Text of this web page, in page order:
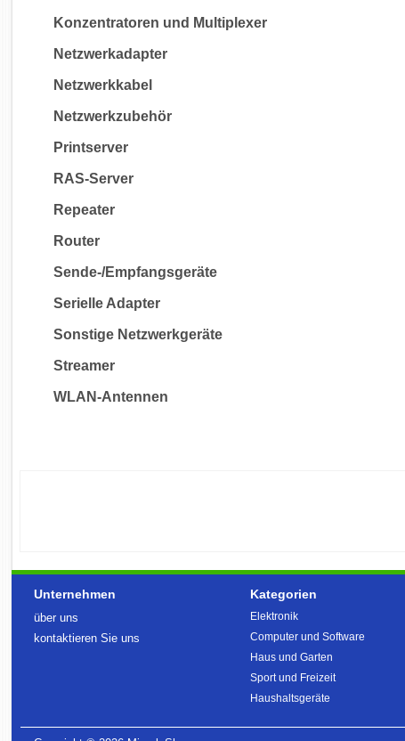
Konzentratoren und Multiplexer
Netzwerkadapter
Netzwerkkabel
Netzwerkzubehör
Printserver
RAS-Server
Repeater
Router
Sende-/Empfangsgeräte
Serielle Adapter
Sonstige Netzwerkgeräte
Streamer
WLAN-Antennen
Unternehmen
über uns
kontaktieren Sie uns
Kategorien
Elektronik
Computer und Software
Haus und Garten
Sport und Freizeit
Haushaltsgeräte